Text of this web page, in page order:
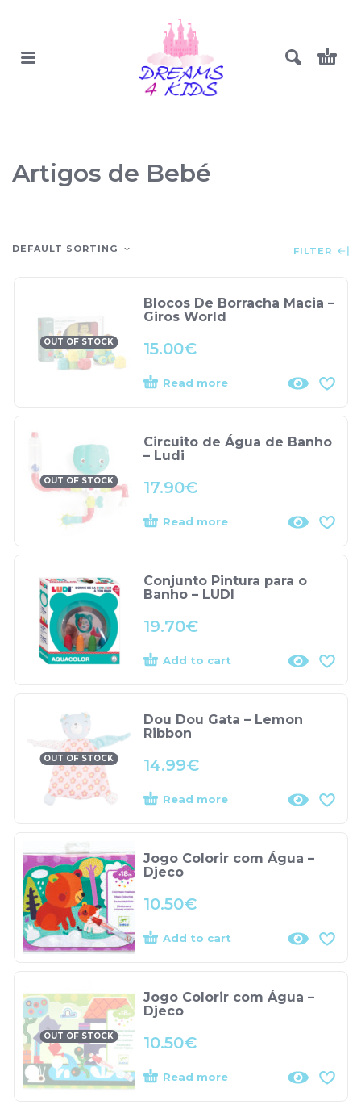
Artigos de Bebé
DEFAULT SORTING FILTER
OUT OF STOCK
Blocos De Borracha Macia –
Giros World
15.00€
Read more
OUT OF STOCK
Circuito de Água de Banho
– Ludi
17.90€
Read more
Conjunto Pintura para o
Banho – LUDI
19.70€
Add to cart
OUT OF STOCK
Dou Dou Gata – Lemon
Ribbon
14.99€
Read more
Jogo Colorir com Água –
Djeco
10.50€
Add to cart
OUT OF STOCK
Jogo Colorir com Água –
Djeco
10.50€
Read more